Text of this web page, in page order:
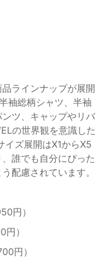
ラインナップが展開
袖総柄シャツ、半袖
ツ、キャップやリバ
の世界観を意識した
イズ展開はX1からX5
誰でも自分にぴった
配慮されています。
円）
円）
円）